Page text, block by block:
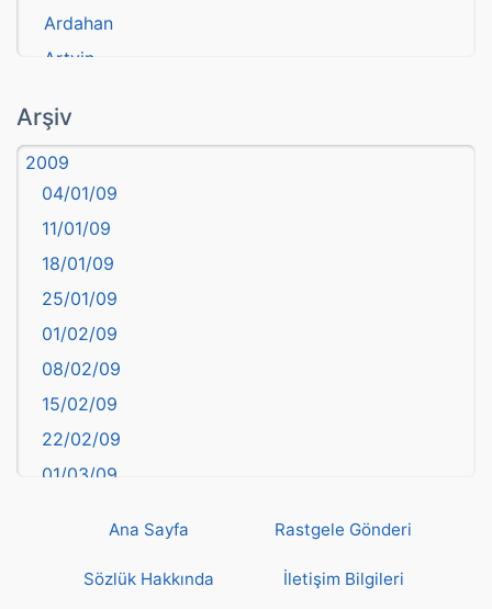
Ardahan
Artvin
Aydın
Balıkesir
Bartın
başkentler
Batman
Bayburt
Bilecik
Bingöl
Bitlis
Bolu
Burdur
Çankırı
Arşiv
2009
04/01/09
11/01/09
18/01/09
25/01/09
01/02/09
08/02/09
15/02/09
22/02/09
01/03/09
22/03/09
Ana Sayfa Rastgele Gönderi
Sözlük Hakkında İletişim Bilgileri